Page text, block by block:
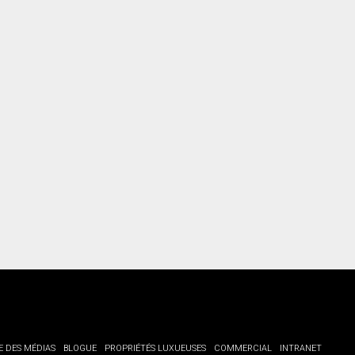
écrite de communiquer avec vous.
DES MÉDIAS BLOGUE PROPRIÉTÉS LUXUEUSES COMMERCIAL
INTRANET